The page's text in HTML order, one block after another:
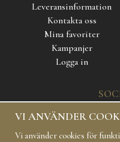
Leveransinformation
Kontakta oss
Mina favoriter
Kampanjer
Logga in
VI ANVÄNDER
Vi använder cookies för